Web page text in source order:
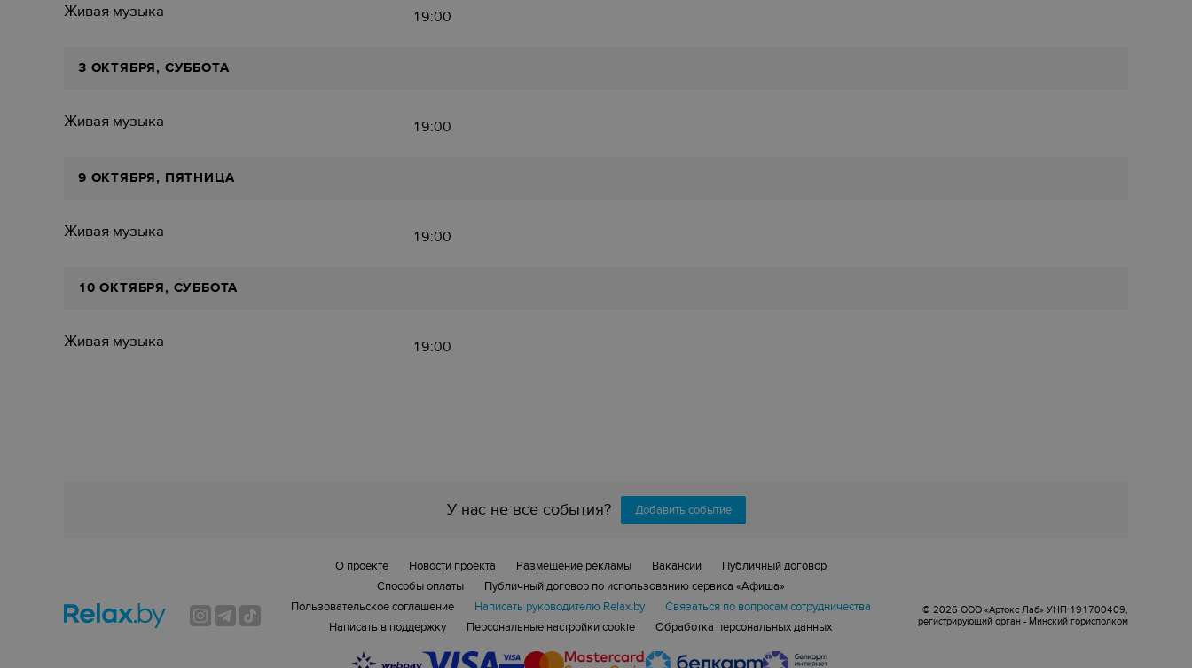
Живая музыка 19:00
3 ОКТЯБРЯ, СУББОТА
Живая музыка 19:00
9 ОКТЯБРЯ, ПЯТНИЦА
Живая музыка 19:00
10 ОКТЯБРЯ, СУББОТА
Живая музыка 19:00
У нас не все события? Добавить событие
О проекте Новости проекта Размещение рекламы Вакансии
Публичный договор
Способы оплаты
Публичный договор по использованию сервиса «Афиша»
Пользовательское соглашение
Написать руководителю Relax.by
Связаться по вопросам сотрудничества
Написать в поддержку
Персональные настройки cookie Обработка персональных данных
© 2026 ООО «Артокс Лаб» УНП 191700409,
регистрирующий орган - Минский горисполком